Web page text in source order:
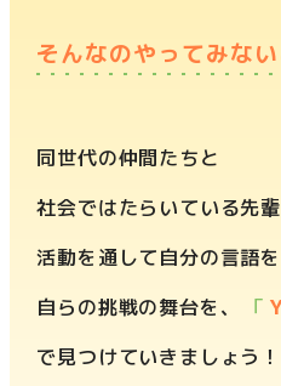
そんなのやってみない
同世代の仲間たちと
社会ではたらいている先輩
活動を通して自分の言語を
自らの挑戦の舞台を、 「
で見つけていきましょう！